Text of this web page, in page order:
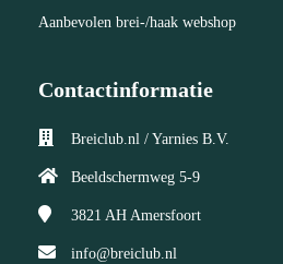
Aanbevolen brei-/haak webshop
Contactinformatie
Breiclub.nl / Yarnies B.V.
Beeldschermweg 5-9
3821 AH Amersfoort
info@breiclub.nl